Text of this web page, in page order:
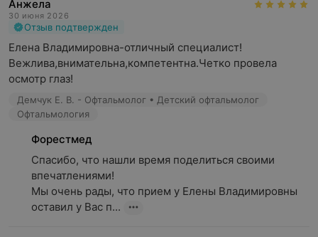
Анжела
30 июня 2026
Отзыв подтвержден
Елена Владимировна-отличный специалист!
Вежлива,внимательна,компетентна.Четко провела
осмотр глаз!
Демчук Е. В. - Офтальмолог • Детский офтальмолог
Офтальмология
Форестмед
Спасибо, что нашли время поделиться своими
впечатлениями!
Мы очень рады, что прием у Елены Владимировны
оставил у Вас п...